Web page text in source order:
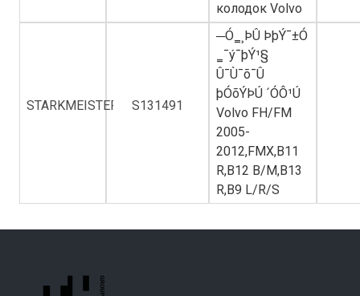
колодок Volvo
STARKMEISTER S131491
─Ó‗¸ÞÛ ÞþÝ¯±Ó
‗¯­ý¯þÝ¹§
Û¯Ù¯õ¯Û
þÓõÝÞÚ ´­ÓÔ¹Ú
Volvo FH/FM
2005-
2012,FMX,B11
R,B12 B/M,B13
R,B9 L/R/S